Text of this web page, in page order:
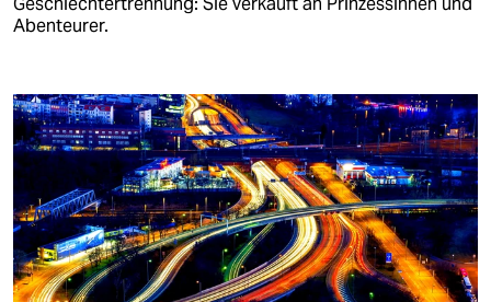
Abenteurer.